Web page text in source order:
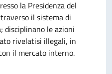
la Presidenza del
il sistema di
disciplinano le azioni
rivelatisi illegali, in
il mercato interno.